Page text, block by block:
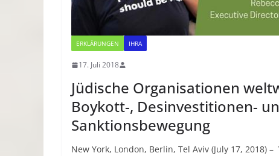
ERKLÄRUNGEN IHRA
17. Juli 2018
Jüdische Organisationen
Boykott-, Desinvestitionen-
Sanktionsbewegung
New York, London, Berlin, Tel Aviv (July 17, 2018)